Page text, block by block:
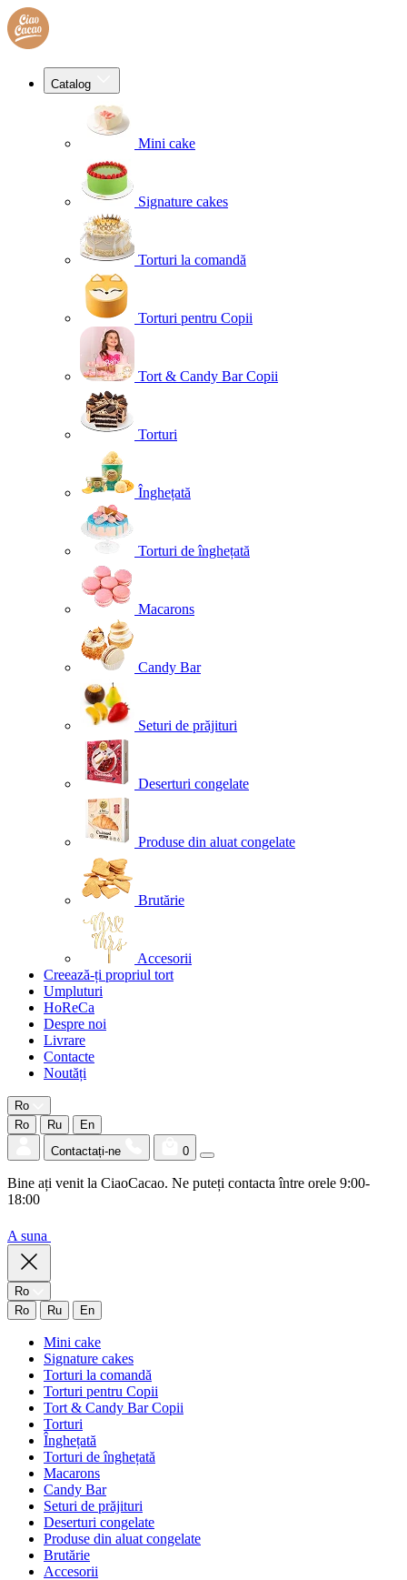
Catalog
Mini cake
Signature cakes
Torturi la comandă
Torturi pentru Copii
Tort & Candy Bar Copii
Torturi
Înghețată
Torturi de înghețată
Macarons
Candy Bar
Seturi de prăjituri
Deserturi congelate
Produse din aluat congelate
Brutărie
Accesorii
Creează-ți propriul tort
Umpluturi
HoReCa
Despre noi
Livrare
Contacte
Noutăți
Ro
Ro
Ru
En
Contactați-ne
0
Bine ați venit la CiaoCacao. Ne puteți contacta între orele 9:00-
18:00
A suna
Ro
Ro
Ru En
Mini cake
Signature cakes
Torturi la comandă
Torturi pentru Copii
Tort & Candy Bar Copii
Torturi
Înghețată
Torturi de înghețată
Macarons
Candy Bar
Seturi de prăjituri
Deserturi congelate
Produse din aluat congelate
Brutărie
Accesorii